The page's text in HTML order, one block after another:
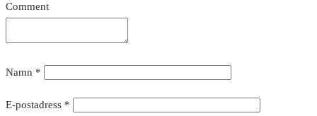
Comment
Namn *
E-postadress *